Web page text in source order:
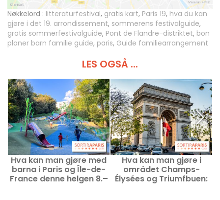
Nøkkelord : litteraturfestival, gratis kart, Paris 19, hva du kan
gjøre i det 19. arrondissement, sommerens festivalguide,
gratis sommerfestivalguide, Pont de Flandre-distriktet, bon
planer barn familie guide, paris, Guide familiearrangement
LES OGSÅ ...
Hva kan man gjøre med
barna i Paris og Île-de-
France denne helgen 8.–
Hva kan man gjøre i
området Champs-
Élysées og Triumfbuen: